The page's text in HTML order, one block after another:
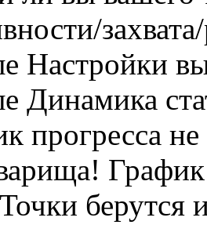
Настройки
Динамика
прогресса
берутся